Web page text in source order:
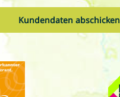
Kundendaten abschicken